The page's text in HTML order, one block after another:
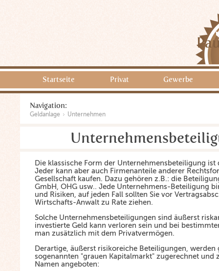
Startseite Privat Gewerbe
Navigation:
Geldanlage Unternehmen
Die klassische Form der Unternehmensbeteiligung ist
Jeder kann aber auch Firmenanteile anderer
Gesellschaft kaufen. Dazu gehören z.B.: die
GmbH, OHG usw.. Jede Unternehmens-Beteiligung
und Risiken, auf jeden Fall sollten Sie vor
Wirtschafts-Anwalt zu Rate ziehen.
Solche Unternehmensbeteiligungen sind äußerst
investierte Geld kann verloren sein und bei
man zusätzlich mit dem Privatvermögen.
Derartige, äußerst risikoreiche Beteiligungen, werden
sogenannten "grauen Kapitalmarkt" zugerechnet und
Namen angeboten: